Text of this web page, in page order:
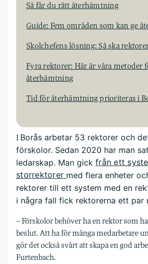
Så får du rätt återhämtning
Guide: Fem områden som kan ge
Skolchefens lösning: Så ska
Fyra rektorer: Här är våra metoder
återhämtning
Tid för återhämtning prioriteras i
I Borås arbetar 53 rektorer och
förskolor. Sedan 2020 har man
ledarskap. Man gick från ett
storrektorer med flera enheter
rektorer till ett system med en
i några fall fick rektorerna ett par
– Förskolor behöver ha en rektor som
beslut. Att ha för många medarbetare
gör det också svårt att skapa en god
Furtenbach.